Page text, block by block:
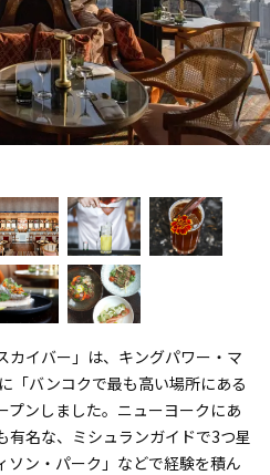
カイバー」は、キングパワー・マ
「バンコクで最も高い場所にある
プンしました。ニューヨークにあ
有名な、ミシュランガイドで3つ星
ソン・パーク」などで経験を積ん